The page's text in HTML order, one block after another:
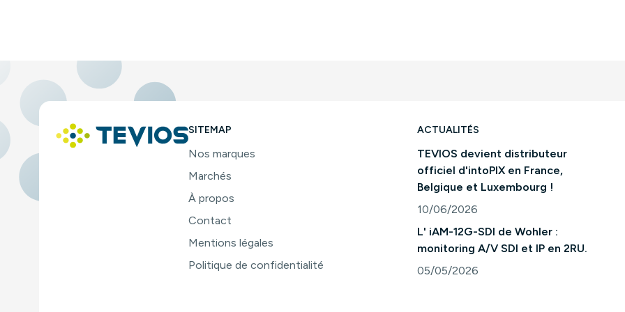
SITEMAP
Nos marques
Marchés
À propos
Contact
Mentions légales
Politique de confidentialité
ACTUALITÉS
TEVIOS devient distributeur
officiel d'intoPIX en France,
Belgique et Luxembourg !
10/06/2026
Consulter l'article "TEVIOS devient
L' iAM-12G-SDI de Wohler :
monitoring A/V SDI et IP en 2RU.
05/05/2026